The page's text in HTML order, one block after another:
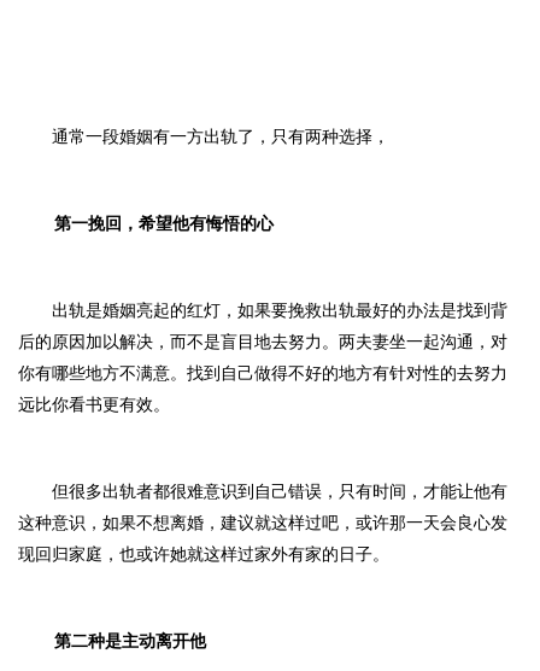
通常一段婚姻有一方出轨了， 只有两种选择，
第一挽回， 希望他有悔悟的心
出轨是婚姻亮起的红灯， 如果要挽救出轨最好的办法是找到背
后的原因加以解决，而不是盲目地去努力。 两夫妻坐一起沟通，对
你有哪些地方不满意。找到自己做得不好的地方有针对性的去努力
远比你看书更有效。
但很多出轨者都很难意识到自己错误，只有时间，才能让他有
这种意识，如果不想离婚，建议就这样过吧，或许那一天会良心发
现回归家庭，也或许她就这样过家外有家的日子。
第二种是主动离开他